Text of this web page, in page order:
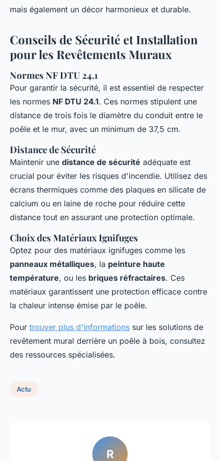
mais également un décor harmonieux et durable.
Conseils de Sécurité et Installation
pour les Revêtements Muraux
Normes NF DTU 24.1
Pour garantir la sécurité, il est essentiel de respecter
les normes NF DTU 24.1. Ces normes stipulent une
distance de trois fois le diamètre du conduit entre le
poêle et le mur, avec un minimum de 37,5 cm.
Distance de Sécurité
Maintenir une distance de sécurité adéquate est
crucial pour éviter les risques d'incendie. Utilisez des
écrans thermiques comme des plaques en silicate de
calcium ou en laine de roche pour réduire cette
distance tout en assurant une protection optimale.
Choix des Matériaux Ignifuges
Optez pour des matériaux ignifuges comme les
panneaux métalliques, la peinture haute
température, ou les briques réfractaires. Ces
matériaux garantissent une protection efficace contre
la chaleur intense émise par le poêle.
Pour trouver plus d'informations sur les solutions de
revêtement mural derrière un poêle à bois, consultez
des ressources spécialisées.
Actu
R